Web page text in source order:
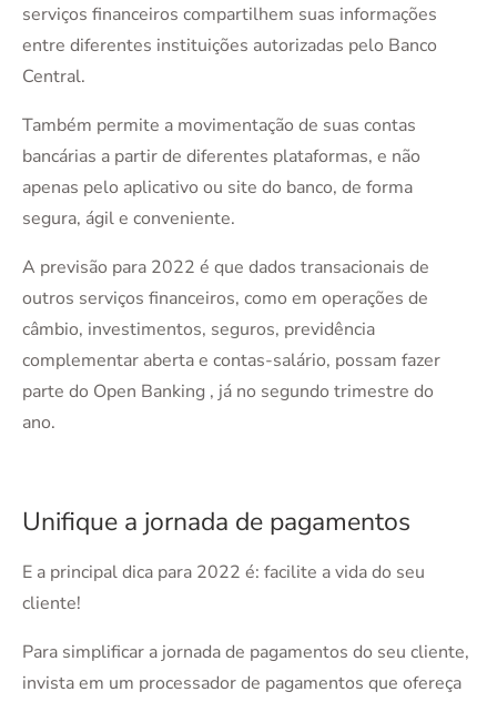
serviços financeiros compartilhem suas informações
entre diferentes instituições autorizadas pelo Banco
Central.
Também permite a movimentação de suas contas
bancárias a partir de diferentes plataformas, e não
apenas pelo aplicativo ou site do banco, de forma
segura, ágil e conveniente.
A previsão para 2022 é que dados transacionais de
outros serviços financeiros, como em operações de
câmbio, investimentos, seguros, previdência
complementar aberta e contas-salário, possam fazer
parte do Open Banking , já no segundo trimestre do
ano.
Unifique a jornada de pagamentos
E a principal dica para 2022 é: facilite a vida do seu
cliente!
Para simplificar a jornada de pagamentos do seu cliente,
invista em um processador de pagamentos que ofereça